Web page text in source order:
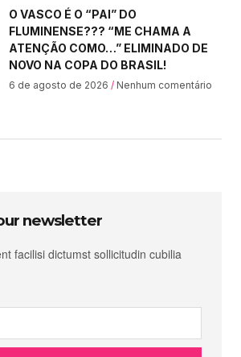
O VASCO É O “PAI” DO
FLUMINENSE??? “ME CHAMA A
ATENÇÃO COMO…” ELIMINADO DE
NOVO NA COPA DO BRASIL!
6 de agosto de 2026 Nenhum comentário
newsletter
facilisi dictumst sollicitudin cubilia